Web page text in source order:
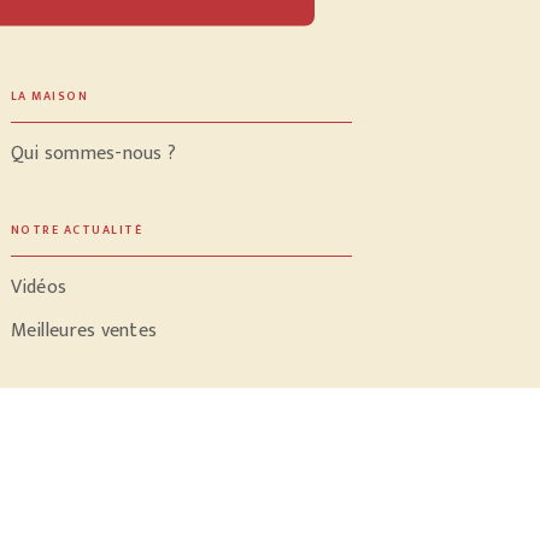
LA MAISON
Qui sommes-nous ?
NOTRE ACTUALITÉ
Vidéos
Meilleures ventes